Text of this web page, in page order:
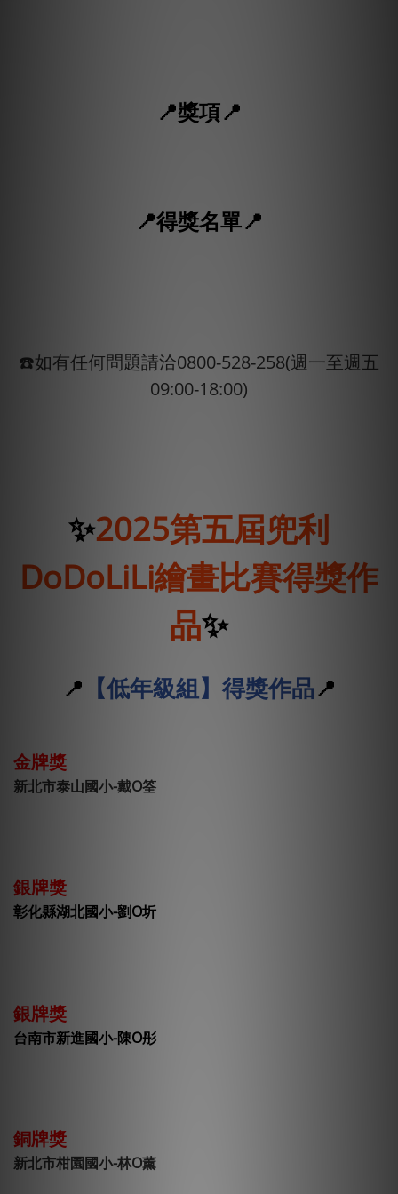
📍獎項📍
📍得獎名單📍
☎️如有任何問題請洽0800-528-258(週一至週五
09:00-18:00)
✨2025第五屆兜利
DoDoLiLi繪畫比賽得獎作
品✨
📍 【低年級組】得獎作品📍
金牌獎
新北市泰山國小-戴O筌
銀牌獎
彰化縣湖北國小-劉O圻
銀牌獎
台南市新進國小-陳O彤
銅牌獎
新北市柑園國小-林O薰